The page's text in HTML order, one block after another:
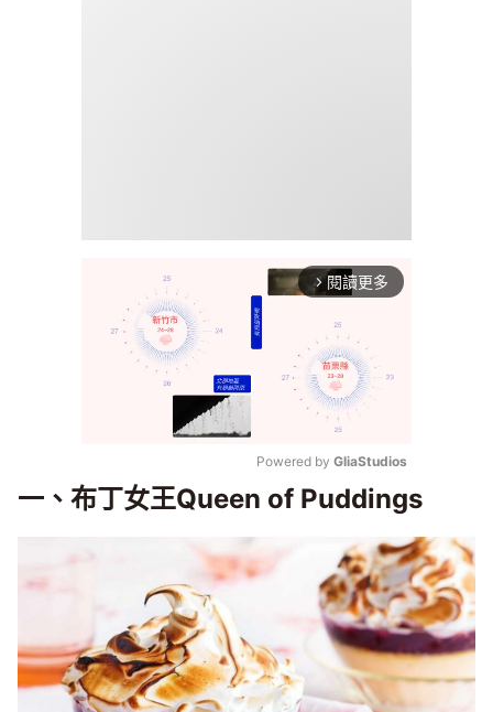
arrow_forward_ios 閱讀更多
Mute
Powered by GliaStudios
一、布丁女王Queen of Puddings